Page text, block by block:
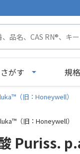
がす 規
（旧：Honeywell）
（旧：Honeywell）
Puriss.